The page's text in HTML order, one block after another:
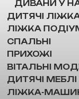
ДИВАНИ У
ДИТЯЧІ
ЛІЖКА
СПАЛЬНІ
ПРИХОЖІ
ВІТАЛЬНІ
ДИТЯЧІ МЕБЛІ
ЛІЖКА-